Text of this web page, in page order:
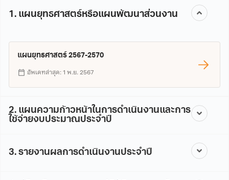
1. แผนยุทธศาสตร์หรือแผนพัฒนาส่วนงาน
แผนยุทธศาสตร์ 2567-2570
อัพเดทล่าสุด: 1 พ.ย. 2567
2. แผนความก้าวหน้าในการดำเนินงานและการ
ใช้จ่ายงบประมาณประจำปี
3. รายงานผลการดำเนินงานประจำปี